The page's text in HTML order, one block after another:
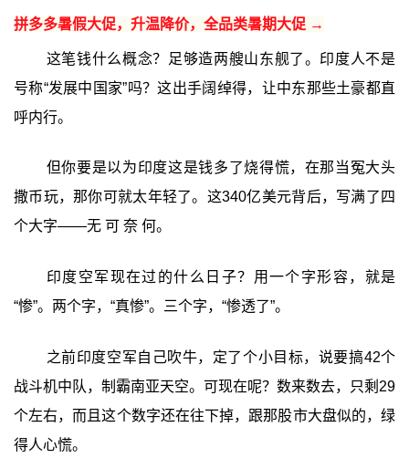
拼多多暑假大促，升温降价，全品类暑期大促 →
这笔钱什么概念？足够造两艘山东舰了。印度人不是
号称“发展中国家”吗？这出手阔绰得，让中东那些土豪都直
呼内行。
但你要是以为印度这是钱多了烧得慌，在那当冤大头
撒币玩，那你可就太年轻了。这340亿美元背后，写满了四
个大字——无 可 奈 何。
印度空军现在过的什么日子？用一个字形容，就是
“惨”。两个字，“真惨”。三个字，“惨透了”。
之前印度空军自己吹牛，定了个小目标，说要搞42个
战斗机中队，制霸南亚天空。可现在呢？数来数去，只剩29
个左右，而且这个数字还在往下掉，跟那股市大盘似的，绿
得人心慌。